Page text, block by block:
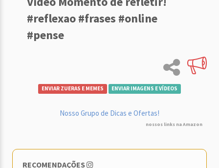
#reflexao #frases #online
#pense
ENVIAR ZUERAS E MEMES ENVIAR IMAGENS E VÍDEOS
Nosso Grupo de Dicas e Ofertas!
nossos links na Amazon
RECOMENDAÇÕES